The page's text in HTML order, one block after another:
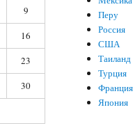
9
16
23
30
Перу
Россия
США
Таиланд
Турция
Франция
Япония